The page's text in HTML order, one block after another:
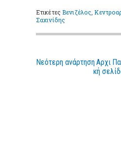
ΕτικέτεςΒενιζέλος ,
Σαχινίδης
Νεότερη ανάρτησηΑρχι
κή